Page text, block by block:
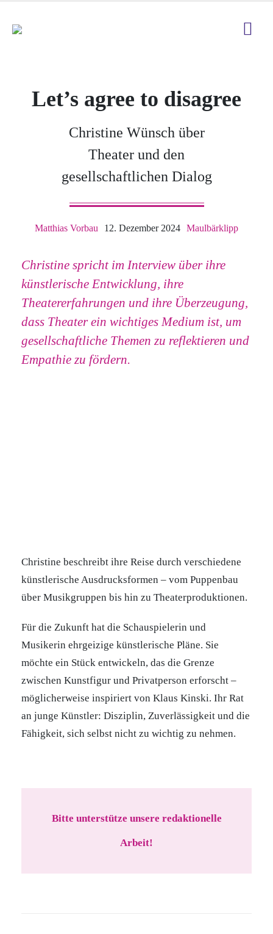
Let’s agree to disagree
Christine Wünsch über
Theater und den
gesellschaftlichen Dialog
Matthias Vorbau 12. Dezember 2024 Maulbärklipp
Christine spricht im Interview über ihre
künstlerische Entwicklung, ihre
Theatererfahrungen und ihre Überzeugung,
dass Theater ein wichtiges Medium ist, um
gesellschaftliche Themen zu reflektieren und
Empathie zu fördern.
Christine beschreibt ihre Reise durch verschiedene
künstlerische Ausdrucksformen – vom Puppenbau
über Musikgruppen bis hin zu Theaterproduktionen.
Für die Zukunft hat die Schauspielerin und
Musikerin ehrgeizige künstlerische Pläne. Sie
möchte ein Stück entwickeln, das die Grenze
zwischen Kunstfigur und Privatperson erforscht –
möglicherweise inspiriert von Klaus Kinski. Ihr Rat
an junge Künstler: Disziplin, Zuverlässigkeit und die
Fähigkeit, sich selbst nicht zu wichtig zu nehmen.
Bitte unterstütze unsere redaktionelle
Arbeit!